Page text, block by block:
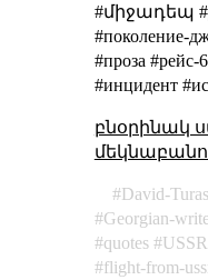
#միջադեպ
#поколение-
#проза #рейс-
#инцидент
բնօրինակ
David-
Georgian-
quotes
USSR
flight-from-